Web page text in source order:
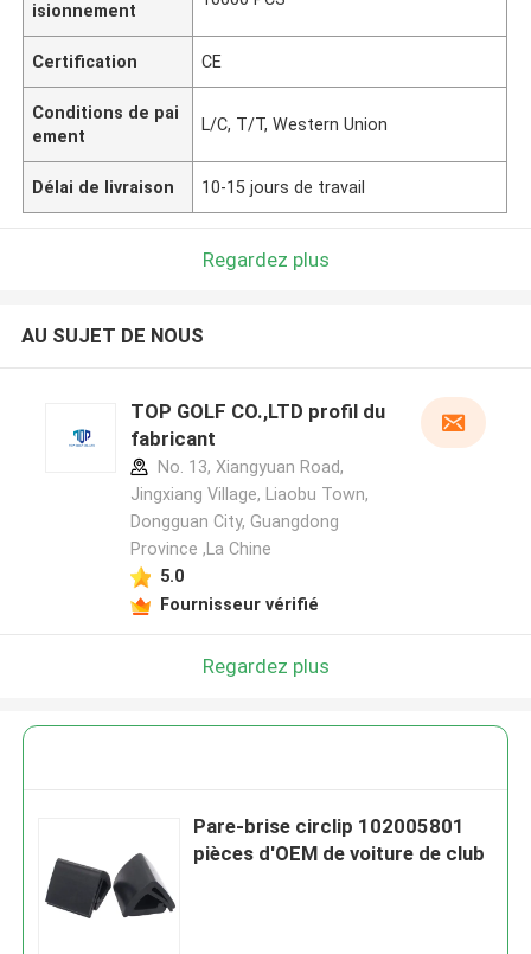
isionnement
Certification CE
Conditions de pai
ement
L/C, T/T, Western Union
Délai de livraison 10-15 jours de travail
Regardez plus
AU SUJET DE NOUS
TOP GOLF CO.,LTD profil du
fabricant
No. 13, Xiangyuan Road,
Jingxiang Village, Liaobu Town,
Dongguan City, Guangdong
Province ,La Chine
5.0
Fournisseur vérifié
Regardez plus
Pare-brise circlip 102005801
pièces d'OEM de voiture de club